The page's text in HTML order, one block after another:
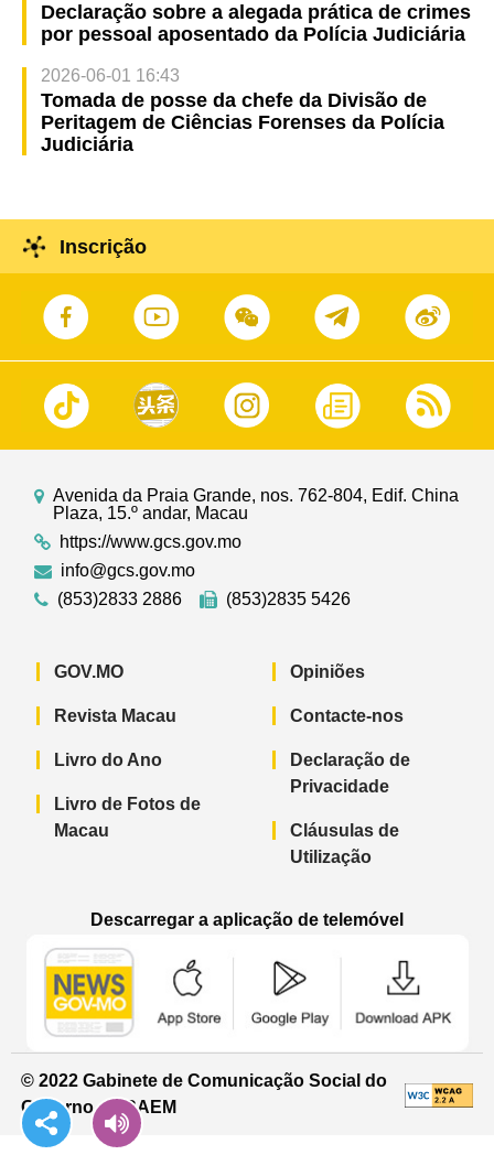
Declaração sobre a alegada prática de crimes
por pessoal aposentado da Polícia Judiciária
2026-06-01 16:43
Tomada de posse da chefe da Divisão de
Peritagem de Ciências Forenses da Polícia
Judiciária
Inscrição
Avenida da Praia Grande, nos. 762-804, Edif. China
Plaza, 15.º andar, Macau
https://www.gcs.gov.mo
info@gcs.gov.mo
(853)2833 2886
(853)2835 5426
GOV.MO
Revista Macau
Livro do Ano
Livro de Fotos de
Macau
Opiniões
Contacte-nos
Declaração de
Privacidade
Cláusulas de
Utilização
Descarregar a aplicação de telemóvel
© 2022 Gabinete de Comunicação Social do
Governo da RAEM